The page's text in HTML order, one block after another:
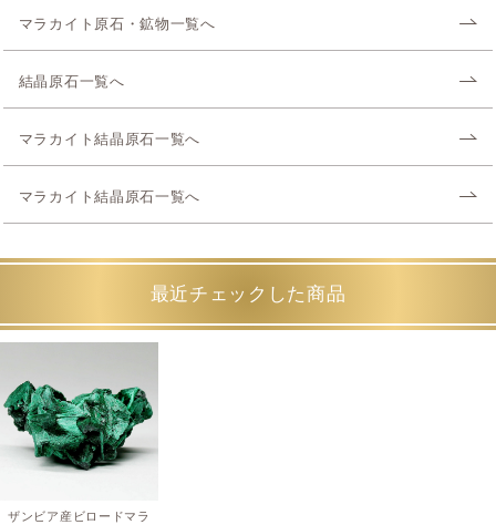
マラカイト原石・鉱物一覧へ
結晶原石一覧へ
マラカイト結晶原石一覧へ
マラカイト結晶原石一覧へ
最近チェックした商品
ザンビア産ビロードマラ